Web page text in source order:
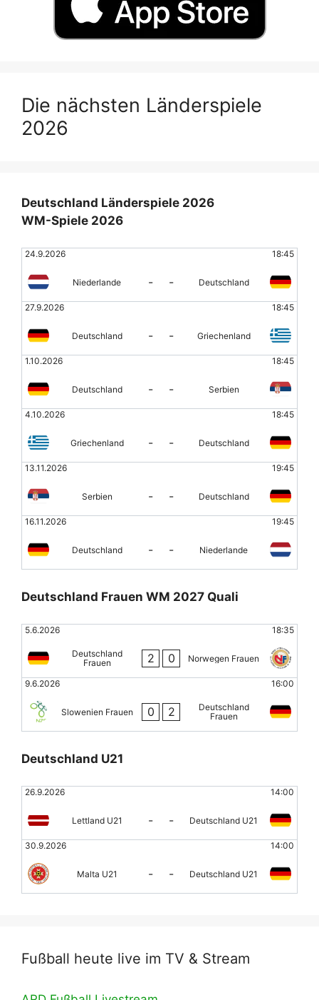
Die nächsten Länderspiele
2026
Deutschland Länderspiele 2026
WM-Spiele 2026
24.9.2026 18:45
Niederlande - - Deutschland
27.9.2026 18:45
Deutschland - - Griechenland
1.10.2026 18:45
Deutschland - - Serbien
4.10.2026 18:45
Griechenland - - Deutschland
13.11.2026 19:45
Serbien - - Deutschland
16.11.2026 19:45
Deutschland - - Niederlande
Deutschland Frauen WM 2027 Quali
5.6.2026 18:35
Deutschland
Frauen
2 0 Norwegen Frauen
9.6.2026 16:00
Slowenien Frauen 0 2
Deutschland
Frauen
Deutschland U21
26.9.2026 14:00
Lettland U21 - - Deutschland U21
30.9.2026 14:00
Malta U21 - - Deutschland U21
Fußball heute live im TV & Stream